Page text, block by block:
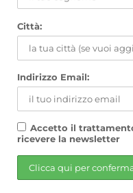
Città:
Indirizzo Email:
Accetto il
ricevere la newsletter